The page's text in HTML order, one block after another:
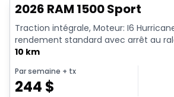
2026 RAM 1500 Sport
Traction intégrale, Moteur: I6
rendement standard avec arrêt au
10 km
Par semaine + tx
244 $